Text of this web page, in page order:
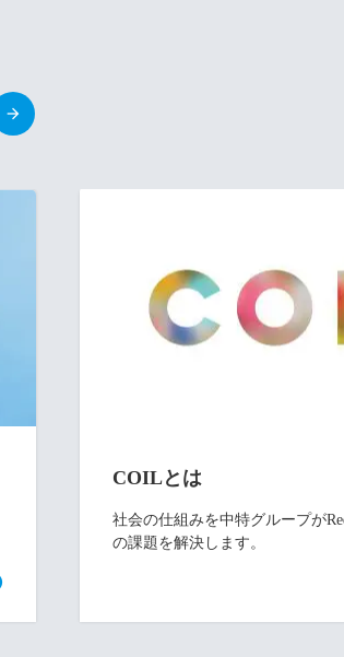
COILとは
社会の仕組みを中特グループが
の課題を解決します。